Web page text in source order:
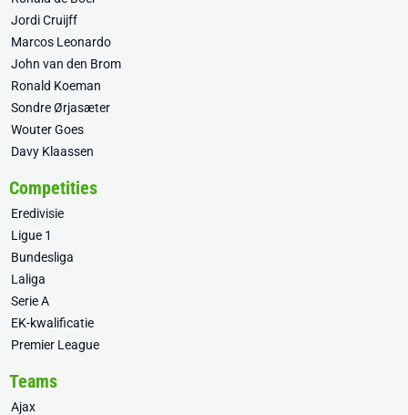
Jordi Cruijff
Marcos Leonardo
John van den Brom
Ronald Koeman
Sondre Ørjasæter
Wouter Goes
Davy Klaassen
Competities
Eredivisie
Ligue 1
Bundesliga
Laliga
Serie A
EK-kwalificatie
Premier League
Teams
Ajax